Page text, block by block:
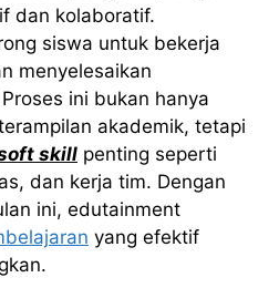
dan kolaboratif.
siswa untuk bekerja
menyelesaikan
ini bukan hanya
akademik, tetapi
skill penting seperti
dan kerja tim. Dengan
ini, edutainment
yang efektif